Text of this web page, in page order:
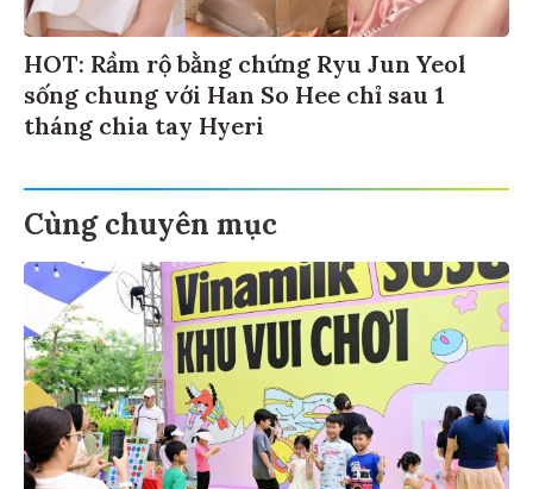
HOT: Rầm rộ bằng chứng Ryu Jun Yeol
sống chung với Han So Hee chỉ sau 1
tháng chia tay Hyeri
Cùng chuyên mục